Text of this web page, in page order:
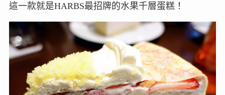
這一款就是HARBS最招牌的水果千層蛋糕！